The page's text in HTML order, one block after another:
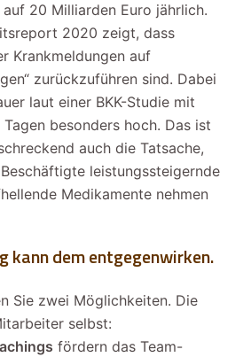
20 Milliarden Euro jährlich.
2020 zeigt, dass
Krankmeldungen auf
zurückzuführen sind. Dabei
laut einer BKK-Studie mit
besonders hoch. Das ist
auch die Tatsache,
leistungssteigernde
Medikamente nehmen
kann dem entgegenwirken.
Sie zwei Möglichkeiten. Die
selbst:
fördern das Team-